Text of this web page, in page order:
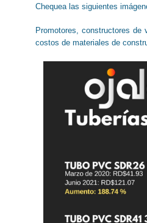
Chequea las siguientes
Promotores, constructores
costos de materiales de